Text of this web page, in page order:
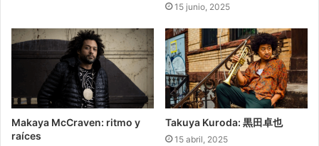
15 junio, 2025
Makaya McCraven: ritmo y
raíces
Takuya Kuroda: 黒田卓也
15 abril, 2025